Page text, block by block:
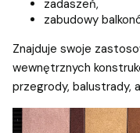
zadaszeń,
zabudowy
Znajduje swoje
wewnętrznych
przegrody, balustrady,